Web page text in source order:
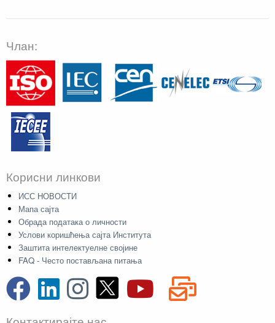
Члан:
Корисни линкови
ИСС НОВОСТИ
Мапа сајта
Обрада података о личности
Услови коришћења сајта Института
Заштита интелектуелне својине
FAQ - Често постављана питања